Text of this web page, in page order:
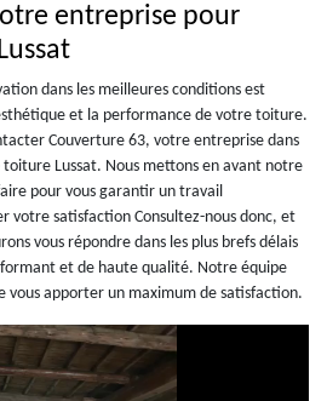
entreprise pour
dans les meilleures conditions est
et la performance de votre toiture.
Couverture 63, votre entreprise dans
Lussat. Nous mettons en avant notre
pour vous garantir un travail
votre satisfaction Consultez-nous donc, et
vous répondre dans les plus brefs délais
et de haute qualité. Notre équipe
vous apporter un maximum de satisfaction.